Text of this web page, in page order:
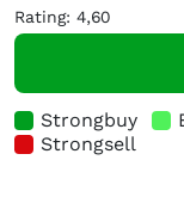
Rating: 4,60
Strongbuy
Strongsell